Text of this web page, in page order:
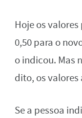
Hoje os valores
0,50 para o
o indicou. Mas
dito, os
Se a pessoa